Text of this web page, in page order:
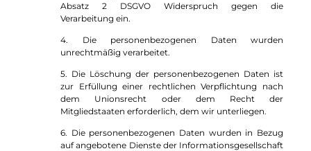
Absatz 2 DSGVO Widerspruch gegen die
Verarbeitung ein.
4. Die personenbezogenen Daten wurden
unrechtmäßig verarbeitet.
5. Die Löschung der personenbezogenen Daten ist
zur Erfüllung einer rechtlichen Verpflichtung nach
dem Unionsrecht oder dem Recht der
Mitgliedstaaten erforderlich, dem wir unterliegen.
6. Die personenbezogenen Daten wurden in Bezug
auf angebotene Dienste der Informationsgesellschaft